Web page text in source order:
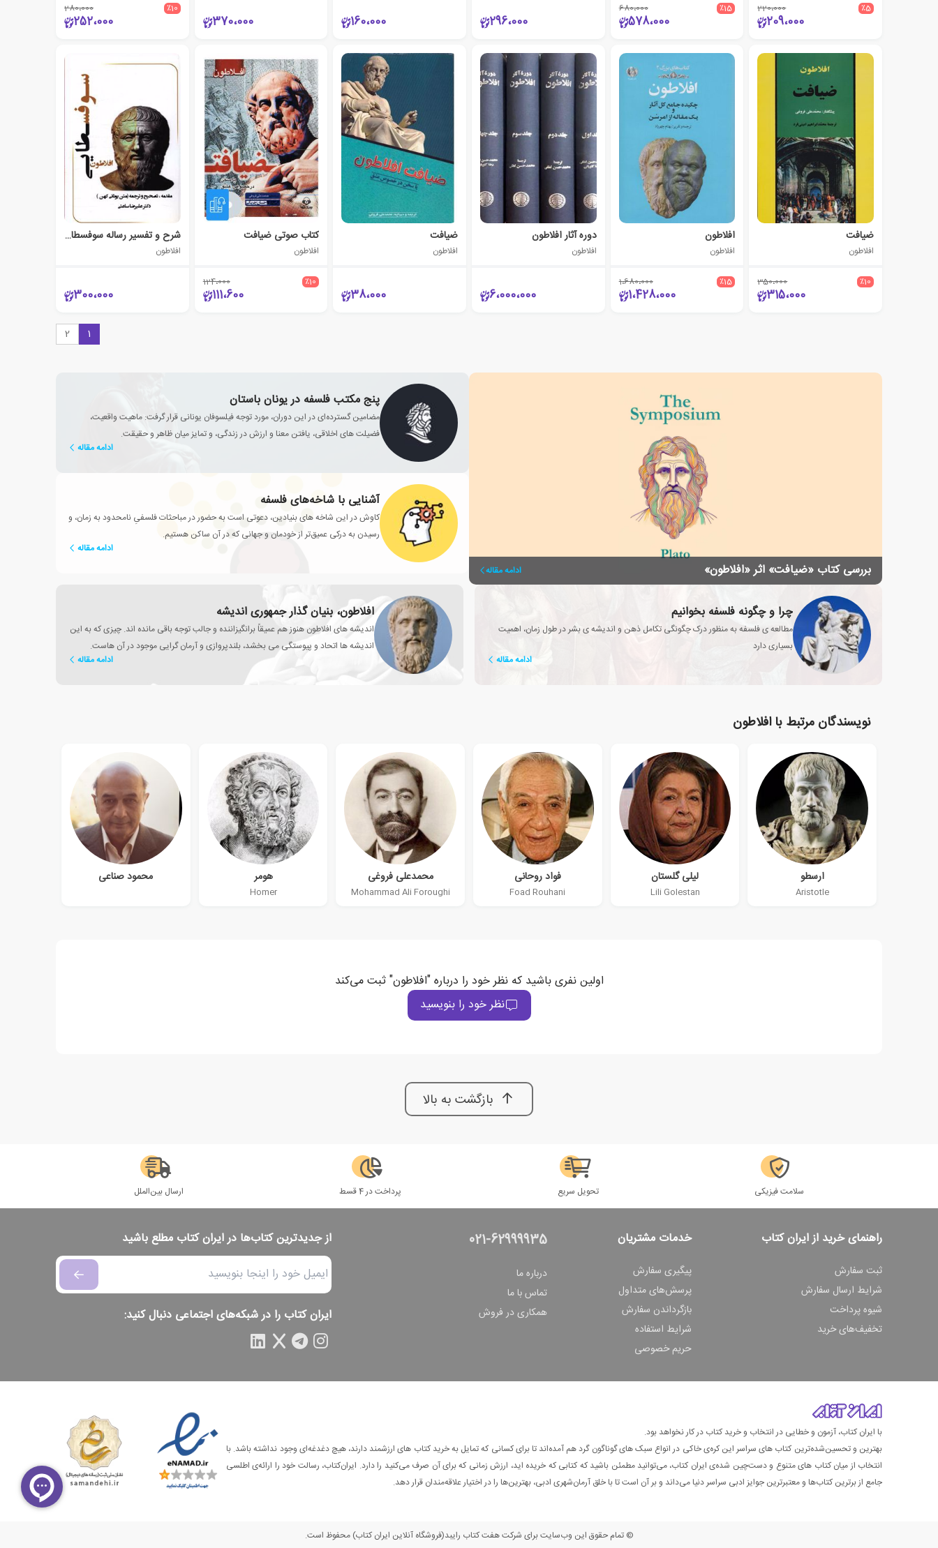
٪5 220،000
209،000
٪15 680،000
578،000 296،000 160،000 370،000
٪10 280،000
252،000
ضیافت
افلاطون
٪10 350،000
315،000
افلاطون
افلاطون
٪15 1،680،000
1،428،000
دوره آثار افلاطون
افلاطون
6،000،000
ضیافت
افلاطون
38،000
کتاب صوتی ضیافت
افلاطون
٪10 124،000
111،600
شرح و تفسیر رساله سوفسطایی افلاطون
افلاطون
300،000
1
2
بررسی کتاب «ضیافت» اثر «افلاطون» ادامه مقاله
پنج مکتب فلسفه در یونان باستان
مضامین گسترده‌ای در این دوران، مورد توجه فیلسوفان یونانی قرار گرفت: ماهیت واقعیت،
فضیلت های اخلاقی، یافتن معنا و ارزش در زندگی، و تمایز میان ظاهر و حقیقت.
ادامه مقاله
آشنایی با شاخه‌های فلسفه
کاوش در این شاخه های بنیادین، دعوتی است به حضور در مباحثات فلسفیِ نامحدود به زمان، و
رسیدن به درکی عمیق‌تر از خودمان و جهانی که در آن ساکن هستیم.
ادامه مقاله
چرا و چگونه فلسفه بخوانیم
مطالعه ی فلسفه به منظور درک چگونگی تکامل ذهن و اندیشه ی بشر در طول زمان، اهمیت
بسیاری دارد
ادامه مقاله
افلاطون، بنیان گذار جمهوری اندیشه
اندیشه های افلاطون هنوز هم عمیقاً برانگیزاننده و جالب توجه باقی مانده اند. چیزی که به این
اندیشه ها اتحاد و پیوستگی می بخشد، بلندپروازی و آرمان گرایی موجود در آن هاست.
ادامه مقاله
نویسندگان مرتبط با افلاطون
ارسطو
Aristotle
لیلی گلستان
Lili Golestan
فواد روحانی
Foad Rouhani
محمدعلی فروغی
Mohammad Ali Foroughi
هومر
Homer
محمود صناعی
اولین نفری باشید که نظر خود را درباره "افلاطون" ثبت می‌کند
نظر خود را بنویسید
بازگشت به بالا
سلامت فیزیکی تحویل سریع پرداخت در 4 قسط ارسال بین‌الملل
راهنمای خرید از ایران کتاب
ثبت سفارش
شرایط ارسال سفارش
شیوه پرداخت
تخفیف‌های خرید
خدمات مشتریان
پیگیری سفارش
پرسش‌های متداول
بازگرداندن سفارش
شرایط استفاده
حریم خصوصی
021-62999935
درباره ما
تماس با ما
همکاری در فروش
از جدیدترین کتاب‌ها در ایران کتاب مطلع باشید
ایران کتاب را در شبکه‌های اجتماعی دنبال کنید:
با ایران کتاب، آزمون و خطایی در انتخاب و خرید کتاب در کار نخواهد بود.
بهترین و تحسین‌شده‌ترین کتاب‌ های سراسر این کره‌ی خاکی در انواع سبک های گوناگون گرد هم آمده‌اند تا برای کسانی که تمایل به خرید کتاب های ارزشمند دارند، هیچ دغدغه‌ای وجود نداشته باشد. با
انتخاب از میان کتاب های متنوع و دست‌چین شده‌ی ایران کتاب، می‌توانید مطمئن باشید که کتابی که خریده اید، ارزش زمانی که برای آن صرف می‌کنید را دارد. ایران‌کتاب، رسالت خود را ارائه‌ی اطلسی
جامع از برترین کتاب‌ها و معتبرترین جوایز ادبی سراسر دنیا می‌داند و بر آن است تا با خلق آرمان‌شهری ادبی، بهترین‌ها را در اختیار علاقه‌مندان قرار دهد.
© تمام حقوق این وب‌سایت برای شرکت هفت کتاب رایبد(فروشگاه آنلاین ایران کتاب) محفوظ است.